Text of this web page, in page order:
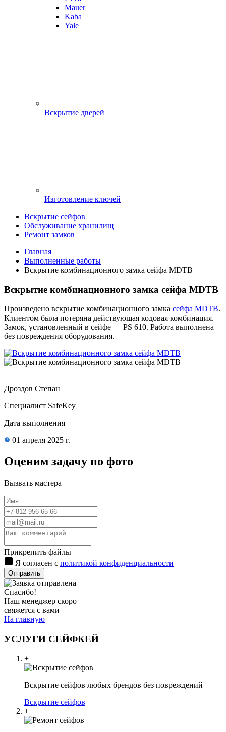
Mauer
Kaba
Yale
Вскрытие дверей
Изготовление ключей
Вскрытие сейфов
Обслуживание хранилищ
Ремонт замков
Главная
Выполненные работы
Вскрытие комбинационного замка сейфа MDTB
Вскрытие комбинационного замка сейфа MDTB
Произведено вскрытие комбинационного замка сейфа MDTB.
Клиентом была потеряна действующая кодовая комбинация.
Замок, установленный в сейфе — PS 610. Работа выполнена
без повреждения оборудования.
Дроздов Степан
Специалист SafeKey
Дата выполнения
01 апреля 2025 г.
Оценим задачу по фото
Вызвать мастера
Прикрепить файлы
Я согласен с политикой конфиденциальности
Отправить
Спасибо!
Наш менеджер скоро
свяжется с вами
На главную
УСЛУГИ СЕЙФКЕЙ
+
Вскрытие сейфов любых брендов без повреждений
Вскрытие сейфов
+